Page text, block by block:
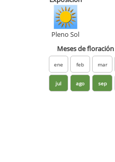
Pleno Sol
Meses de floración
ene feb mar
jul ago sep